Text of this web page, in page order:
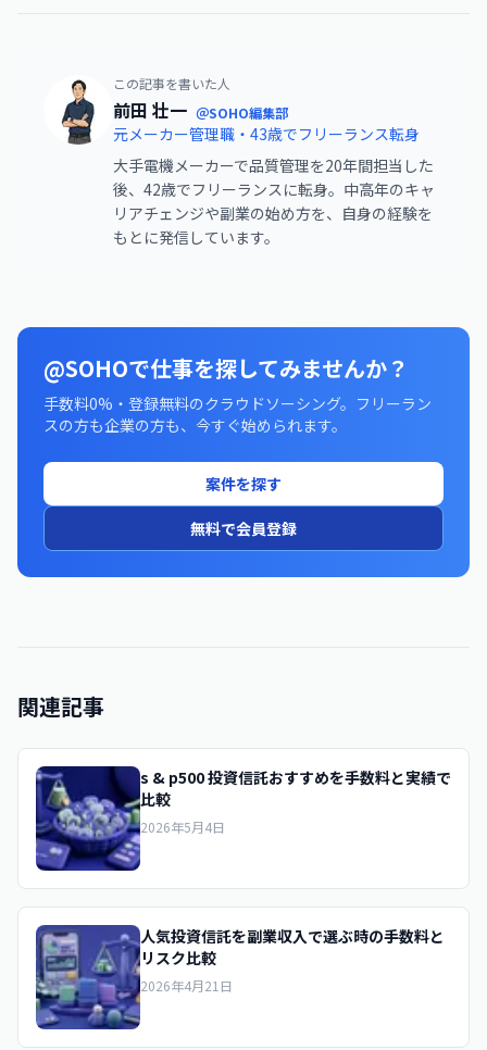
この記事を書いた人
前田 壮一 ＠SOHO編集部
元メーカー管理職・43歳でフリーランス転身
大手電機メーカーで品質管理を20年間担当した
後、42歳でフリーランスに転身。中高年のキャ
リアチェンジや副業の始め方を、自身の経験を
もとに発信しています。
@SOHOで仕事を探してみませんか？
手数料0%・登録無料のクラウドソーシング。フリーラン
スの方も企業の方も、今すぐ始められます。
案件を探す
無料で会員登録
関連記事
s & p500 投資信託おすすめを手数料と実績で
比較
2026年5月4日
人気投資信託を副業収入で選ぶ時の手数料と
リスク比較
2026年4月21日